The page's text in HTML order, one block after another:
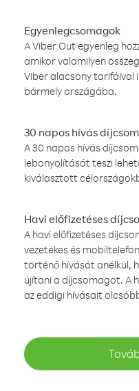
Egyenlegcsomagok
A Viber Out egyenleg
amikor valamilyen
Viber alacsony tarifáival
bármely országába.
30 napos hívás
A 30 napos hívás
lebonyolítását teszi
kiválasztott
Havi előfizetéses
A havi előfizetéses
vezetékes és
történő hívását anélkül,
újítani a díjcsomagot. A
az eddigi hívásait